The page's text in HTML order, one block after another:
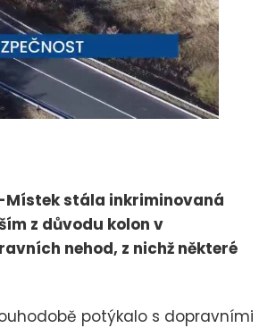
Místek stála inkriminovaná
z důvodu kolon v
nehod, z nichž některé
potýkalo s dopravními